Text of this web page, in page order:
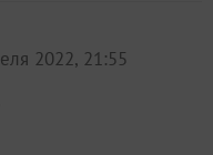
2022, 21:55